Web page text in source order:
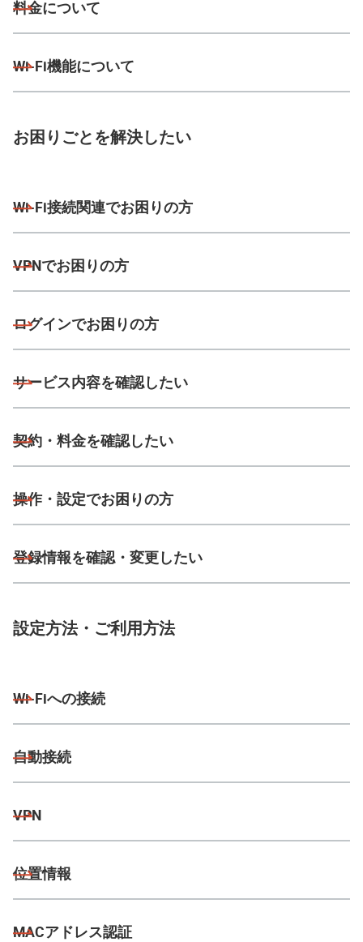
料金について
Wi-Fi機能について
お困りごとを解決したい
Wi-Fi接続関連でお困りの方
VPNでお困りの方
ログインでお困りの方
サービス内容を確認したい
契約・料金を確認したい
操作・設定でお困りの方
登録情報を確認・変更したい
設定方法・ご利用方法
Wi-Fiへの接続
自動接続
VPN
位置情報
MACアドレス認証